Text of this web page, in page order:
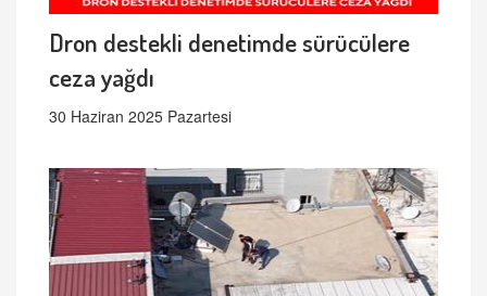
Dron destekli denetimde sürücülere
ceza yağdı
30 Haziran 2025 Pazartesi